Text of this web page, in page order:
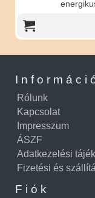
Rólunk
Kapcsolat
Impresszum
ÁSZF
Adatkezelési
Fizetési és
Fiók